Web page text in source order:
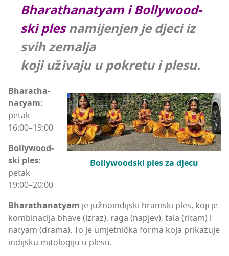
Bha­rat­ha­natyam i Bol­lywo­od­
ski plesnami­je­njen je dje­ci iz
svih zemalja
koji uži­va­ju u pokre­tu i plesu.
Bol­lywo­od­ski ples za djecu
Bha­rat­ha­
natyam:
petak
16:00–19:00
Bol­lywo­od­
ski ples:
petak
19:00–20:00
Bha­rat­ha­natyam je juž­no­in­dij­ski hram­ski ples, koji je
kom­bi­na­ci­ja bha­ve (izraz), raga (napjev), tala (ritam) i
natyam (dra­ma). To je umjet­nič­ka for­ma koja pri­ka­zu­je
indij­sku mito­lo­gi­ju u plesu.